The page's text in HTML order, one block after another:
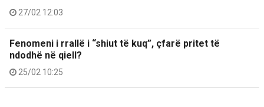
27/02 12:03
Fenomeni i rrallë i “shiut të kuq”, çfarë pritet të
ndodhë në qiell?
25/02 10:25